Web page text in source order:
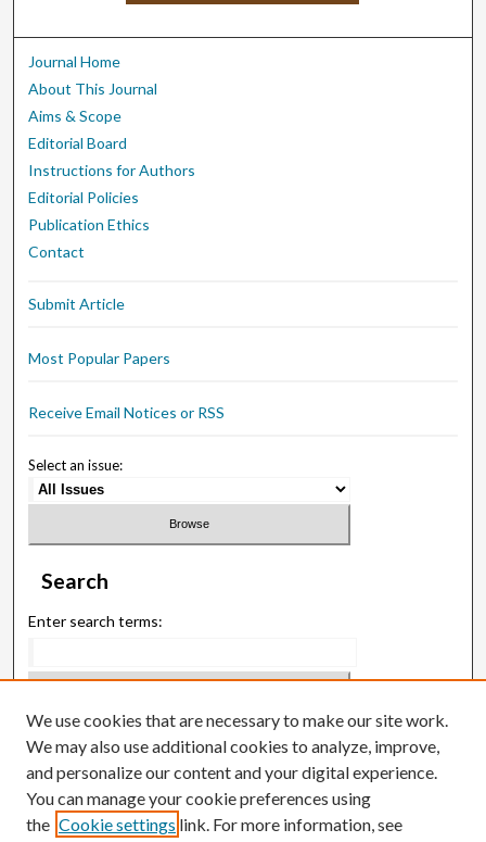
Journal Home
About This Journal
Aims & Scope
Editorial Board
Instructions for Authors
Editorial Policies
Publication Ethics
Contact
Submit Article
Most Popular Papers
Receive Email Notices or RSS
Select an issue:
Search
Enter search terms:
Select context to search:
Advanced Search
We use cookies that are necessary to make our site work.
We may also use additional cookies to analyze, improve,
and personalize our content and your digital experience.
You can manage your cookie preferences using
the Cookie settings link. For more information, see